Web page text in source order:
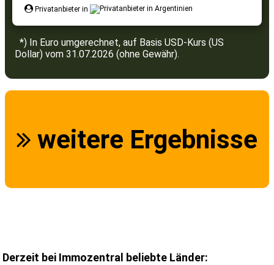
Privatanbieter in
*) In Euro umgerechnet, auf Basis USD-Kurs (US
Dollar) vom 31.07.2026 (ohne Gewähr).
weitere Ergebnisse
Derzeit bei Immozentral beliebte Länder: